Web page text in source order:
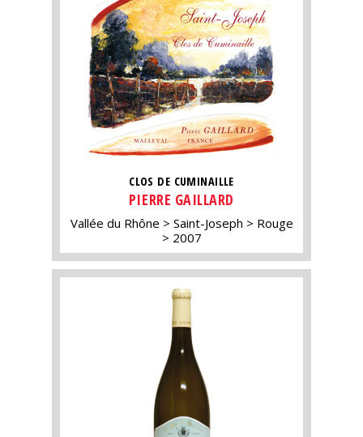
CLOS DE CUMINAILLE
PIERRE GAILLARD
Vallée du Rhône Saint-Joseph
Rouge
2007